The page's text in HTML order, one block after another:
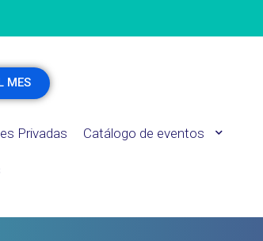
MES
Privadas Catálogo de eventos